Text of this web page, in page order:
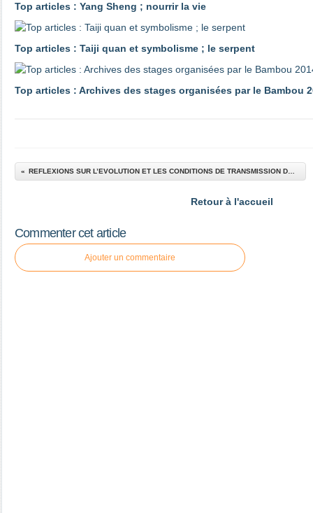
Top articles : Yang Sheng ; nourrir la vie
Top articles : Taiji quan et symbolisme ; le serpent
Top articles : Archives des stages organisées par le Bambou
REFLEXIONS SUR L’EVOLUTION ET LES CONDITIONS DE TRANSMISSION DU TAI JI QUAN (TAI CHI CHUAN)
Retour à l'accueil
Commenter cet article
Ajouter un commentaire